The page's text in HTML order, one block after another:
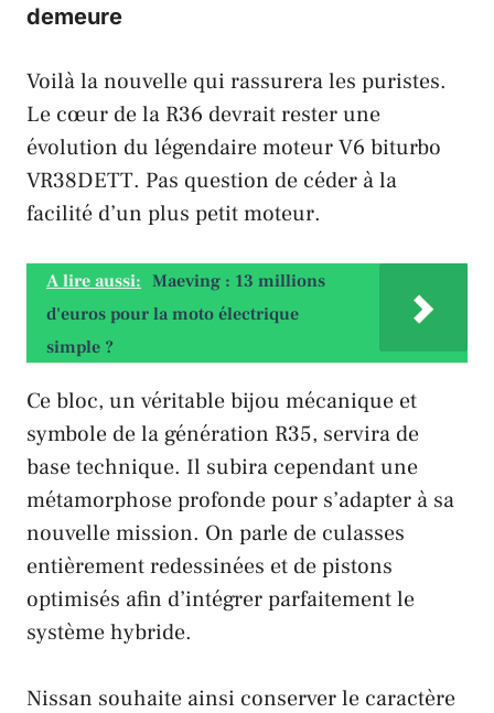
demeure
Voilà lanouvelle qui rassurera les puristes.
Le cœur de la R36 devrait rester une
évolution du légendaire moteur V6 biturbo
VR38DETT. Pas question de céder à la
facilité d’un plus petit moteur.
A lire aussi: Maeving : 13 millions
d'euros pour la moto électrique
simple ?
Cebloc, un véritable bijou mécanique et
symbole de la génération R35, servira de
base technique. Il subira cependant une
métamorphose profondepour s’adapter à sa
nouvelle mission. On parle de culasses
entièrement redessinées et depistons
optimisés afin d’intégrer parfaitement le
système hybride.
Nissan souhaite ainsi conserver le caractère